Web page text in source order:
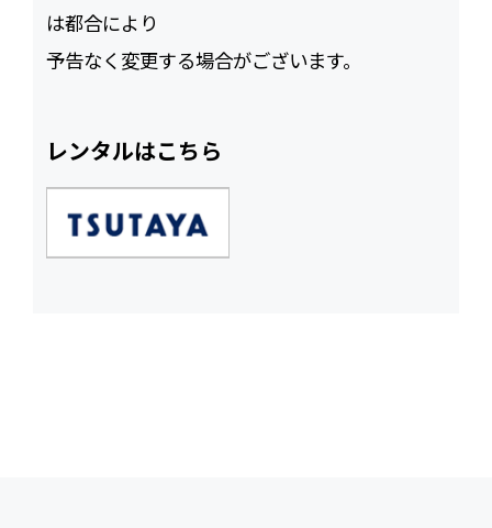
は都合により
予告なく変更する場合がございます。
レンタルはこちら